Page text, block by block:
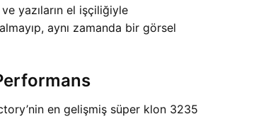
yazıların el işçiliğiyle
aynı zamanda bir görsel
en gelişmiş süper klon 3235